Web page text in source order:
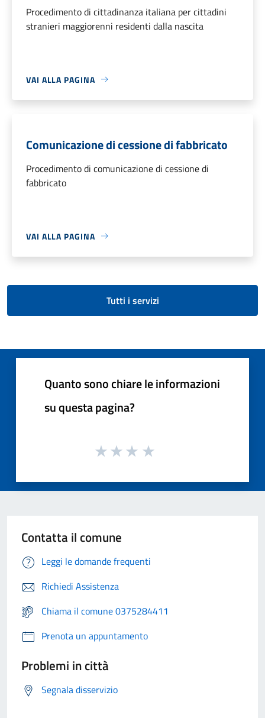
Procedimento di cittadinanza italiana per cittadini
stranieri maggiorenni residenti dalla nascita
VAI ALLA PAGINA
Comunicazione di cessione di fabbricato
Procedimento di comunicazione di cessione di
fabbricato
VAI ALLA PAGINA
Tutti i servizi
Quanto sono chiare le informazioni
su questa pagina?
Contatta il comune
Leggi le domande frequenti
Richiedi Assistenza
Chiama il comune 0375284411
Prenota un appuntamento
Problemi in città
Segnala disservizio